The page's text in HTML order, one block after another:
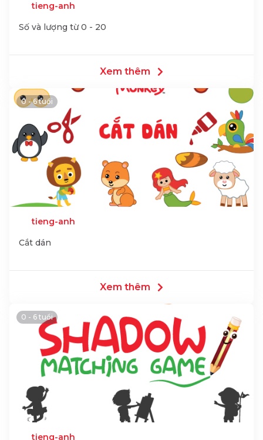
tieng-anh
Số và lượng từ 0 - 20
Xem thêm
0 - 6 tuổi
tieng-anh
Cắt dán
Xem thêm
0 - 6 tuổi
tieng-anh